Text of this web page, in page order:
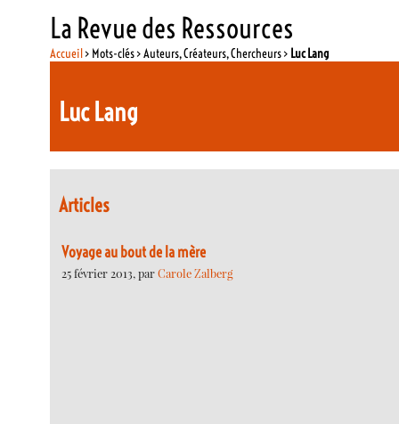
La Revue des Ressources
Accueil> Mots-clés > Auteurs, Créateurs, Chercheurs > Luc Lang
Luc Lang
Articles
Voyage au bout de la mère
25 février 2013, parCarole Zalberg